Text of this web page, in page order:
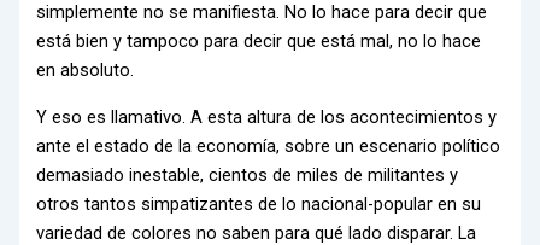
simplemente no se manifiesta. No lo hace para decir que
está bien y tampoco para decir que está mal, no lo hace
en absoluto.
Y eso es llamativo. A esta altura de los acontecimientos y
ante el estado de la economía, sobre un escenario político
demasiado inestable, cientos de miles de militantes y
otros tantos simpatizantes de lo nacional-popular en su
variedad de colores no saben para qué lado disparar. La